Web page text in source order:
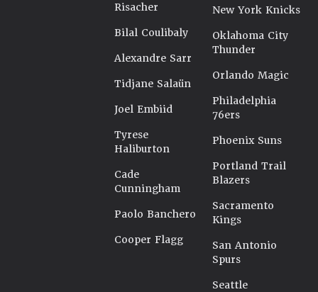
Risacher
Bilal Coulibaly
Alexandre Sarr
Tidjane Salaün
Joel Embiid
Tyrese
Haliburton
Cade
Cunningham
Paolo Banchero
Cooper Flagg
New York Knicks
Oklahoma City
Thunder
Orlando Magic
Philadelphia
76ers
Phoenix Suns
Portland Trail
Blazers
Sacramento
Kings
San Antonio
Spurs
Seattle